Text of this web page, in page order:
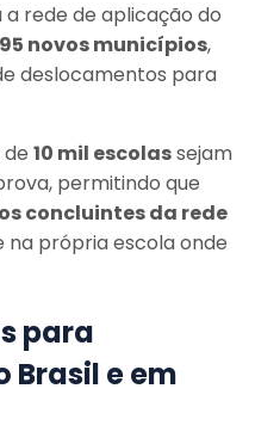
a rede de aplicação do
95 novos municípios,
deslocamentos para
10 mil escolassejam
permitindo que
concluintes da rede
na própria escola onde
para
Brasil e em